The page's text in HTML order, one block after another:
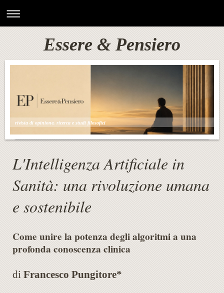
Essere & Pensiero
rivista di opinione, ricerca e studi filosofici
L'Intelligenza Artificiale in
Sanità: una rivoluzione umana
e sostenibile
Come unire la potenza degli algoritmi a una
profonda conoscenza clinica
di Francesco Pungitore*